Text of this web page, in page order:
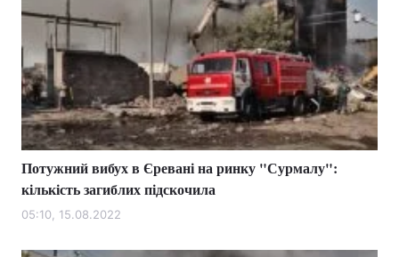
Потужний вибух в Єревані на ринку "Сурмалу":
кількість загиблих підскочила
05:10, 15.08.2022